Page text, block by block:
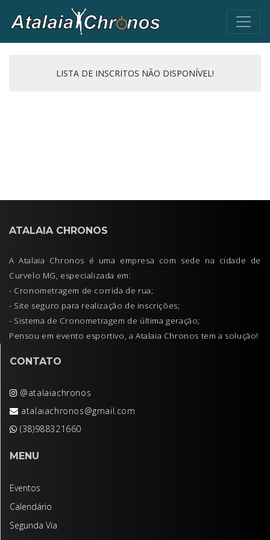
LISTA DE INSCRITOS NÃO DISPONÍVEL!
ATALAIA CHRONOS
A Atalaia Chronos é uma empresa com sede na cidade de
Curvelo MG, especializada em:
- Cronometragem de corrida de rua;
- Site seguro para realização de inscrições;
- Sistema de Cronometragem de última geração;
Pensou em evento esportivo, a Atalaia Chronos tem a solução!
CONTATO
@atalaiachronos
atalaiachronos@gmail.com
(38)988321660
MENU
Eventos
Calendário
Segunda Via